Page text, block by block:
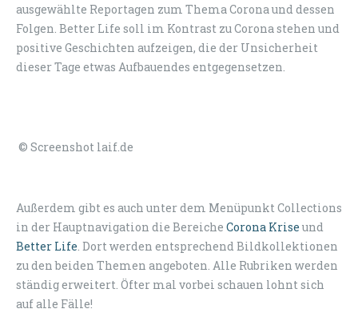
ausgewählte Reportagen zum Thema Corona und dessen
Folgen. Better Life soll im Kontrast zu Corona stehen und
positive Geschichten aufzeigen, die der Unsicherheit
dieser Tage etwas Aufbauendes entgegensetzen.
© Screenshot laif.de
Außerdem gibt es auch unter dem Menüpunkt Collections
in der Hauptnavigation die Bereiche Corona Krise und
Better Life . Dort werden entsprechend Bildkollektionen
zu den beiden Themen angeboten. Alle Rubriken werden
ständig erweitert. Öfter mal vorbei schauen lohnt sich
auf alle Fälle!